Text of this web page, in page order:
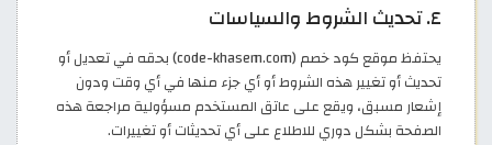
٤. تحديث الشروط والسياسات
يحتفظ موقع كود خصم (code-khasem.com) بحقه في تعديل أو
تحديث أو تغيير هذه الشروط أو أي جزء منها في أي وقت ودون
إشعار مسبق، ويقع على عاتق المستخدم مسؤولية مراجعة هذه
الصفحة بشكل دوري للاطلاع على أي تحديثات أو تغييرات.